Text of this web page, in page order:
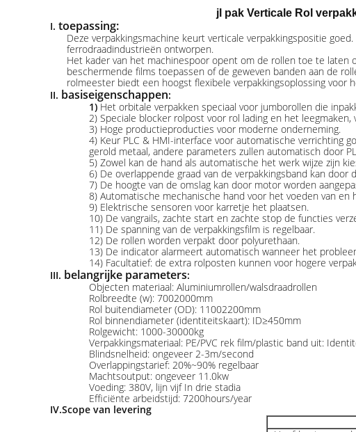
jl pak Verticale Rol
I. toepassing:
Deze verpakkingsmachine keurt verticale verpakkingspositie
ferrodraadindustrieën ontworpen.
Het kader van het machinespoor opent om de rollen toe te laten
beschermende films toepassen of de geweven banden aan de
rolmeester biedt een hoogst flexibele verpakkingsoplossing
II. basiseigenschappen:
1) Het orbitale verpakken speciaal voor jumborollen die
2) Speciale blocker rolpost voor rol lading en het
3) Hoge productieproducties voor moderne onderneming.
4) Keur PLC & HMI-interface voor automatische verrichting
gerold metaal, andere parameters zullen automatisch door
5) Zowel kan de hand als automatische het werk wijze zijn
6) De overlappende graad van de verpakkingsband kan door
7) De hoogte van de omslag kan door motor worden
8) Automatische mechanische hand voor het voeden van en
9) Elektrische sensoren voor karretje het plaatsen.
10) De vangrails, zachte start en zachte stop de functies
11) De spanning van de verpakkingsfilm is regelbaar.
12) De rollen worden verpakt door polyurethaan.
13) De indicator alarmeert automatisch wanneer het
14) Facultatief: de extra rolposten kunnen voor hogere
III. belangrijke parameters:
Objecten materiaal: Aluminiumrollen/walsdraadrollen
Rolbreedte (w): 7002000mm
Rol buitendiameter (OD): 11002200mm
Rol binnendiameter (identiteitskaart): ID≥450mm
Rolgewicht: 1000-30000kg
Verpakkingsmateriaal: PE/PVC rek film/plastic band uit:
Blindsnelheid: ongeveer 2-3m/second
Overlappingstarief: 20%~90% regelbaar
Machtsoutput: ongeveer 11.0kw
Voeding: 380V, lijn vijf In drie stadia
Efficiënte arbeidstijd: 7200hours/year
IV.Scope van levering